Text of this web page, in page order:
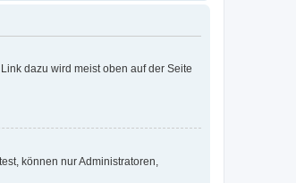
dazu wird meist oben auf der Seite
können nur Administratoren,